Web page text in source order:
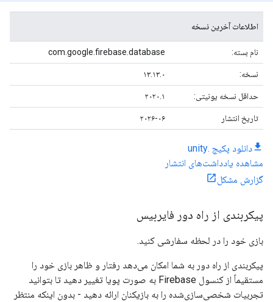
اطلاعات آخرین نسخه
نام بسته: com.google.firebase.database
نسخه: ۱۳.۱۳.۰
حداقل نسخه یونیتی: ۲۰۲۰.۱
تاریخ انتشار ۲۰۲۶-۰۶
دانلود پکیج .unity
مشاهده یادداشت‌های انتشار
گزارش مشکل
پیکربندی از راه دور فایربیس
بازی خود را در لحظه سفارشی کنید.
پیکربندی از راه دور به شما امکان می‌دهد رفتار و ظاهر بازی خود را
مستقیماً از کنسول Firebase به صورت پویا تغییر دهید تا بتوانید
تجربیات شخصی‌سازی‌شده را به بازیکنان ارائه دهید - بدون اینکه منتظر